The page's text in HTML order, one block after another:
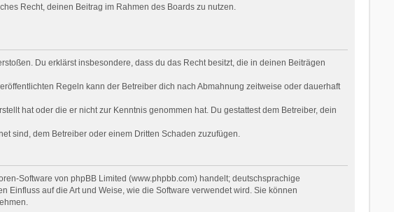
Recht, deinen Beitrag im Rahmen des Boards zu nutzen.
Du erklärst insbesondere, dass du das Recht besitzt, die in deinen Beiträgen
Regeln kann der Betreiber dich nach Abmahnung zeitweise oder dauerhaft
hat oder die er nicht zur Kenntnis genommen hat. Du gestattest dem Betreiber, dein
sind, dem Betreiber oder einem Dritten Schaden zuzufügen.
Software von phpBB Limited (www.phpbb.com) handelt; deutschsprachige
Einfluss auf die Art und Weise, wie die Software verwendet wird. Sie können